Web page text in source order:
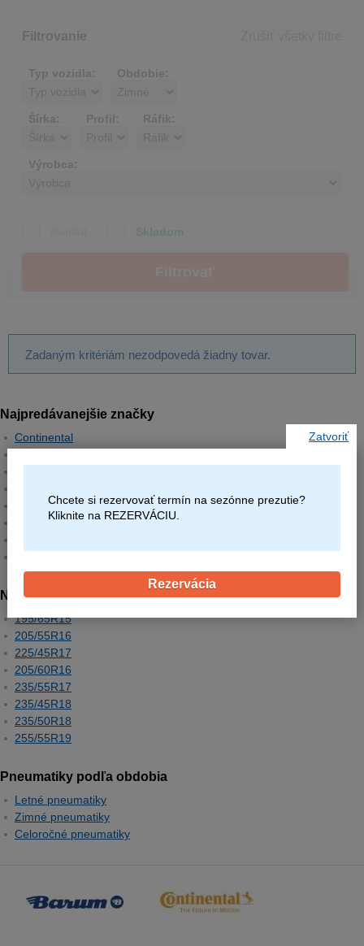
Filtrovanie
Typ vozidla: Obdobie:
Šírka: Profil: Ráfik:
Výrobca:
Skladom
Zadaným kritériám nezodpovedá žiadny tovar.
Najpredávanejšie značky
Continental
Hankook
Michelin
Najpredávanejšie rozmery
195/65R15
205/55R16
225/45R17
205/60R16
235/55R17
235/45R18
235/50R18
255/55R19
Pneumatiky podľa obdobia
Letné pneumatiky
Zimné pneumatiky
Celoročné pneumatiky
Zatvoriť
Chcete si rezervovať termín na sezónne prezutie?
Kliknite na REZERVÁCIU.
Rezervácia